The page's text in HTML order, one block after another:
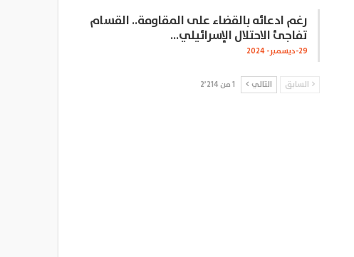
رغم ادعائه بالقضاء على المقاومة.. القسام
تفاجئ الاحتلال الإسرائيلي…
29-ديسمبر- 2024
السابق التالي 1 من 2٬214